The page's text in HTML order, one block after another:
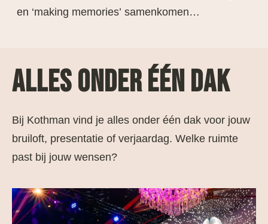
en ‘making memories’ samenkomen…
ALLES ONDER ÉÉN DAK
Bij Kothman vind je alles onder één dak voor jouw
bruiloft, presentatie of verjaardag. Welke ruimte
past bij jouw wensen?